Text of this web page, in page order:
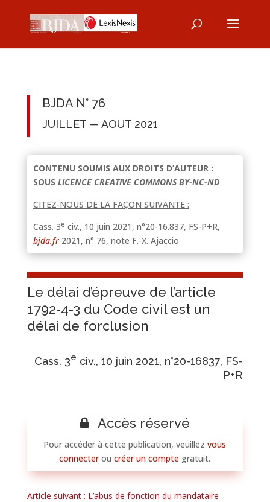
BJDA N° 76
JUILLET — AOUT 2021
CONTENU SOUMIS AUX DROITS D’AUTEUR :
SOUS LICENCE CREATIVE COMMONS BY-NC-ND
CITEZ-NOUS DE LA FAÇON SUIVANTE :
Cass. 3e civ., 10 juin 2021, n°20-16.837, FS-P+R,
bjda.fr2021, n° 76, note F.-X. Ajaccio
Le délai d’épreuve de l’article
1792-4-3 du Code civil est un
délai de forclusion
Cass. 3e civ., 10 juin 2021, n°20-16837, FS-
P+R
Accès réservé
Pour accéder à cette publication, veuillezvous
connecteroucréer un compte gratuit.
Article suivant : L’abus de fonction du mandataire